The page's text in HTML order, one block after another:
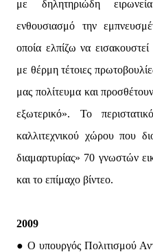
με δηλητηριώδη
ενθουσιασμό την
οποία ελπίζω να
με θέρμη τέτοιες
μας πολίτευμα και
εξωτερικό». Το
καλλιτεχνικού χώρου που
διαμαρτυρίας» 70 γνωστών
και το επίμαχο βίντεο.
2009
● Ο υπουργός Πολιτισμού